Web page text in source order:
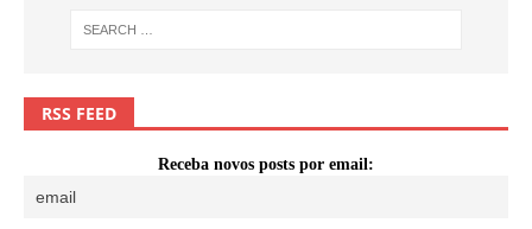
RSS FEED
Receba novos posts por email: